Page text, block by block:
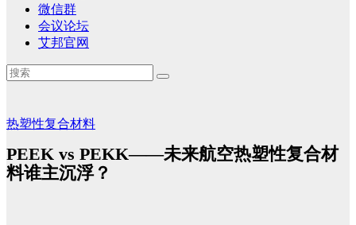
微信群
会议论坛
艾邦官网
热塑性复合材料
PEEK vs PEKK——未来航空热塑性复合材
料谁主沉浮？